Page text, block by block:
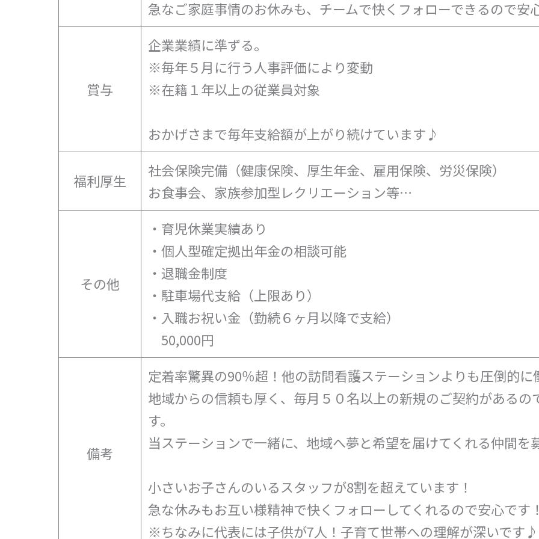
急なご家庭事情のお休みも、チームで快くフォローできるので
賞与
企業業績に準ずる。
※毎年５月に行う人事評価により変動
※在籍１年以上の従業員対象
おかげさまで毎年支給額が上がり続けています♪
福利厚生
社会保険完備（健康保険、厚生年金、雇用保険、労災保険）
お食事会、家族参加型レクリエーション等…
その他
・育児休業実績あり
・個人型確定拠出年金の相談可能
・退職金制度
・駐車場代支給（上限あり）
・入職お祝い金（勤続６ヶ月以降で支給）
50,000円
備考
定着率驚異の90％超！他の訪問看護ステーションよりも圧倒的
地域からの信頼も厚く、毎月５０名以上の新規のご契約がある
す。
当ステーションで一緒に、地域へ夢と希望を届けてくれる仲間
小さいお子さんのいるスタッフが8割を超えています！
急な休みもお互い様精神で快くフォローしてくれるので安心です
※ちなみに代表には子供が7人！子育て世帯への理解が深いです♪